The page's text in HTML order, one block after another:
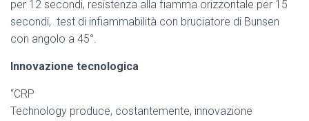
per 12 secondi, resistenza alla fiamma orizzontale per 15
secondi, test di infiammabilità con bruciatore di Bunsen
con angolo a 45°.
Innovazione tecnologica
“CRP
Technology produce, costantemente, innovazione